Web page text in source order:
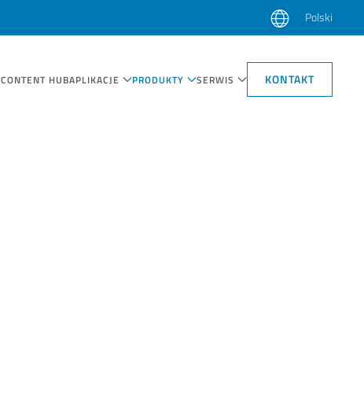
Polski
CONTENT HUBAPLIKACJE PRODUKTY SERWIS KONTAKT